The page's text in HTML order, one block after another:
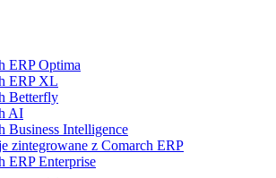
ERP Optima
ERP XL
Betterfly
AI
Business Intelligence
zintegrowane z Comarch ERP
ERP Enterprise